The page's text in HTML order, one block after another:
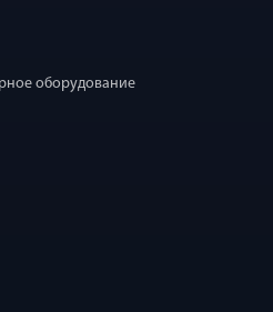
оборудование